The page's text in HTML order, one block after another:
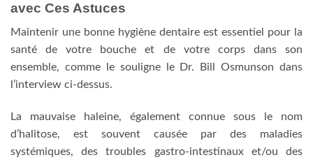
avec Ces Astuces
Maintenir une bonne hygiène dentaire est essentiel pour la
santé de votre bouche et de votre corps dans son
ensemble, comme le souligne le Dr. Bill Osmunson dans
l’interview ci-dessus.
La mauvaise haleine, également connue sous le nom
d’halitose, est souvent causée par des maladies
systémiques, des troubles gastro-intestinaux et/ou des